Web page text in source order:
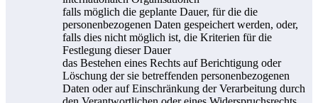
falls möglich die geplante Dauer, für die die
personenbezogenen Daten gespeichert werden, oder,
falls dies nicht möglich ist, die Kriterien für die
Festlegung dieser Dauer
das Bestehen eines Rechts auf Berichtigung oder
Löschung der sie betreffenden personenbezogenen
Daten oder auf Einschränkung der Verarbeitung durch